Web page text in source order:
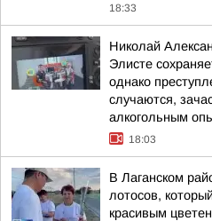
18:33
Николай
Элисте
однако
случаются,
алкогольным
18:03
В Лаганском
лотосов,
красивым